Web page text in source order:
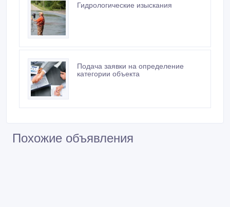
Гидрологические изыскания
Подача заявки на определение
категории объекта
Похожие объявления